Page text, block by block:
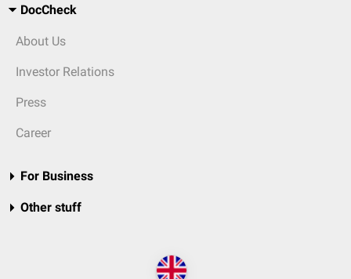
DocCheck
About Us
Investor Relations
Press
Career
For Business
Other stuff